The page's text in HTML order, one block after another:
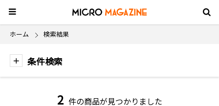
ホーム 検索結果
条件検索
2 件の商品が見つかりました